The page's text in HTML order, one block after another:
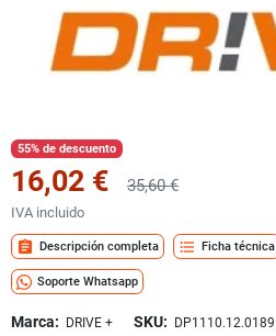
55% de descuento
16,02 € 35,60 €
IVA incluido
assignment Descripción completa format_list_bulleted Ficha técnica
Soporte Whatsapp
Marca: DRIVE + SKU: DP1110.12.0189